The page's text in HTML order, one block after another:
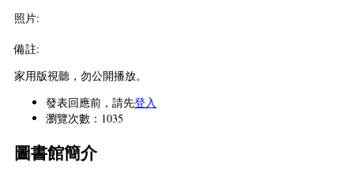
照片:
備註:
家用版視聽，勿公開播放。
發表回應前，請先登入
瀏覽次數：1035
圖書館簡介